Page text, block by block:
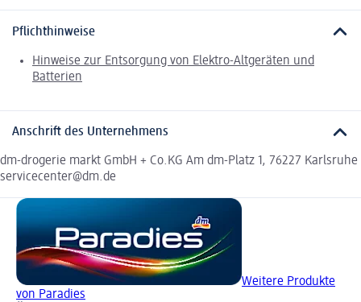
Pflichthinweise
Hinweise zur Entsorgung von Elektro-Altgeräten und
Batterien
Anschrift des Unternehmens
dm-drogerie markt GmbH + Co.KG Am dm-Platz 1, 76227 Karlsruhe
servicecenter@dm.de
Weitere Produkte
von Paradies